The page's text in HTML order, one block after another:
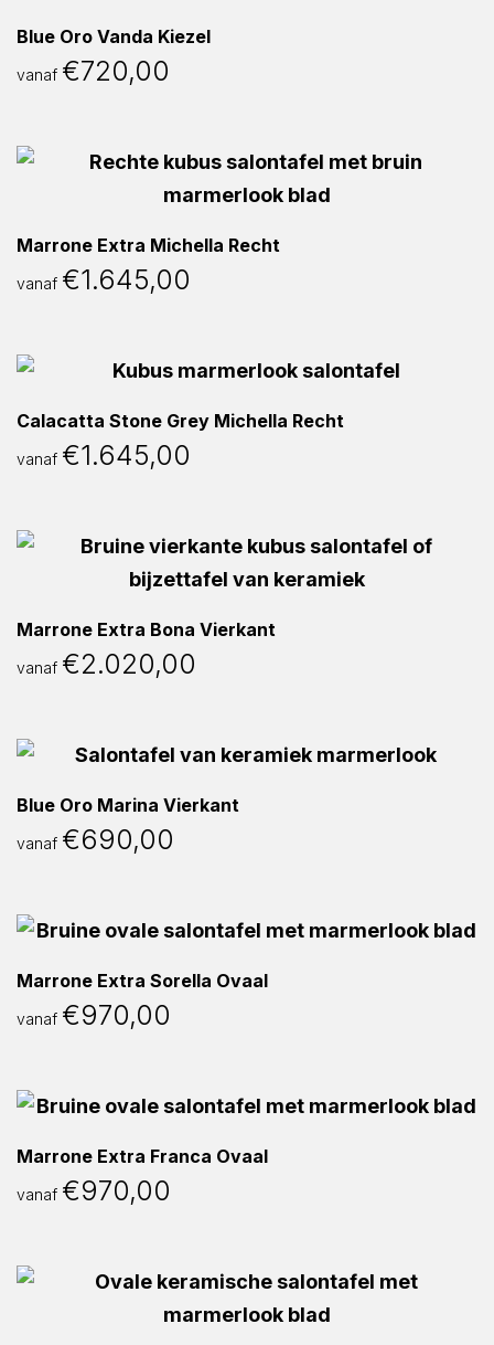
Blue Oro Vanda Kiezel
vanaf €720,00
Marrone Extra Michella Recht
vanaf €1.645,00
Calacatta Stone Grey Michella Recht
vanaf €1.645,00
Marrone Extra Bona Vierkant
vanaf €2.020,00
Blue Oro Marina Vierkant
vanaf €690,00
Marrone Extra Sorella Ovaal
vanaf €970,00
Marrone Extra Franca Ovaal
vanaf €970,00